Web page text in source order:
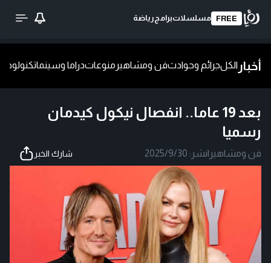
FREE مسلسلاتبرامج رياضة
أخبار الكلجرائم وحوادثفن ومشاهير منوعاتدراما وسينماتكنولوجيا
بعد 19 عاما.. انفصال نيكول كيدمان
رسميا
فن ومشاهير |نشر: 2025/9/30 شارك الخبر